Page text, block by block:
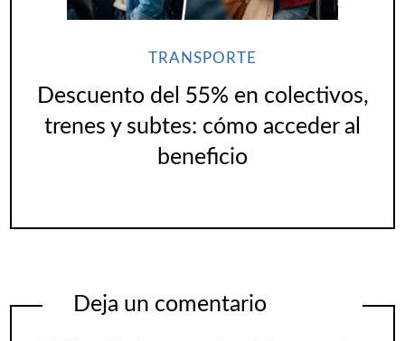
TRANSPORTE
Descuento del 55% en colectivos,
trenes y subtes: cómo acceder al
beneficio
Deja un comentario